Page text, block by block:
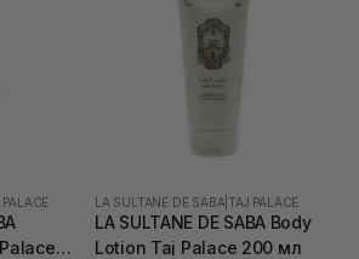
PALACE LA SULTANE DE SABA TAJ PALACE
LA SULTANE DE SABA Body
Lotion Taj Palace 200 мл